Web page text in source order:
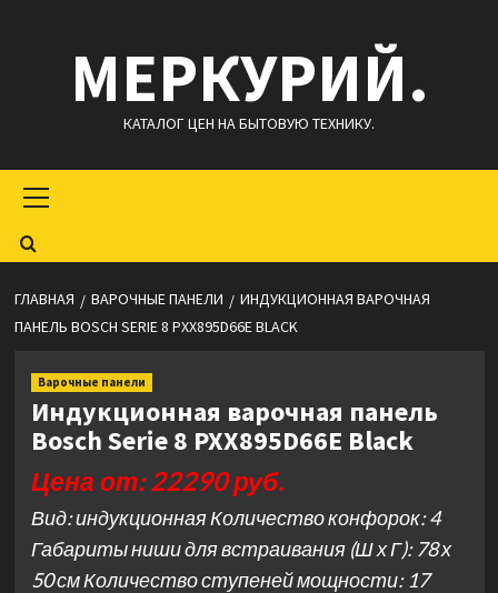
содержимомуМЕРКУРИЙ.
КАТАЛОГ ЦЕН НА БЫТОВУЮ ТЕХНИКУ.
меню
ГЛАВНАЯ ВАРОЧНЫЕ ПАНЕЛИ
ИНДУКЦИОННАЯ ВАРОЧНАЯ
ПАНЕЛЬ BOSCH SERIE 8 PXX895D66E BLACK
Варочные панели
Индукционная варочная панель
Bosch Serie 8 PXX895D66E Black
Цена от: 22290 руб.
Вид: индукционная Количество конфорок: 4
Габариты ниши для встраивания (Ш х Г): 78 х
50 см Количество ступеней мощности: 17